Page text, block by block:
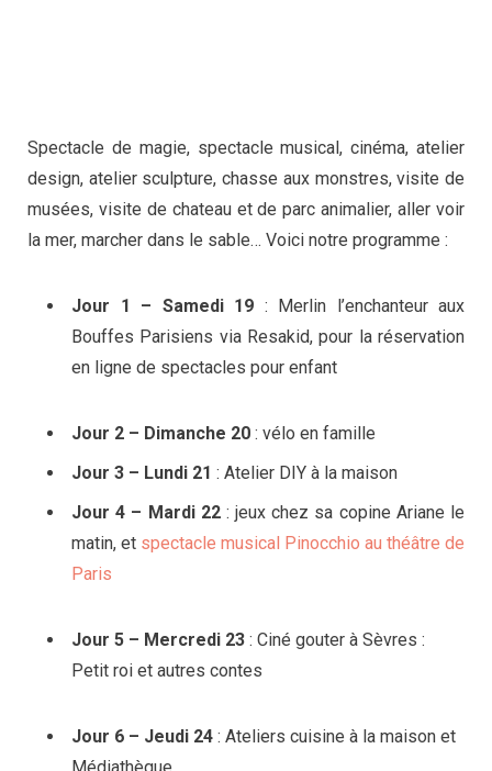
Spectacle de magie, spectacle musical, cinéma, atelier
design, atelier sculpture, chasse aux monstres, visite de
musées, visite de chateau et de parc animalier, aller voir
la mer, marcher dans le sable… Voici notre programme :
Jour 1 – Samedi 19 : Merlin l’enchanteur aux
Bouffes Parisiens via Resakid, pour la réservation
en ligne de spectacles pour enfant
Jour 2 – Dimanche 20 : vélo en famille
Jour 3 – Lundi 21 : Atelier DIY à la maison
Jour 4 – Mardi 22: jeux chez sa copine Ariane le
matin, et spectacle musical Pinocchio au théâtre de
Paris
Jour 5 – Mercredi 23 : Ciné gouter à Sèvres :
Petit roi et autres contes
Jour 6 – Jeudi 24 : Ateliers cuisine à la maison et